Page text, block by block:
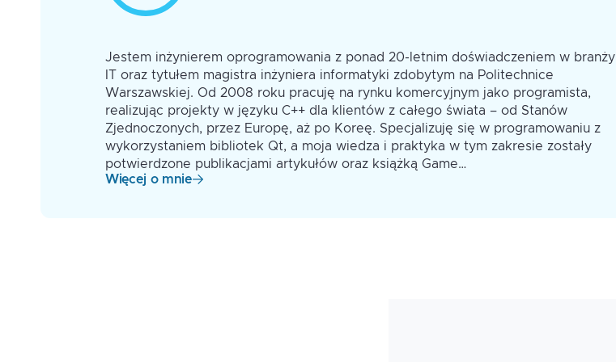
Jestem inżynierem oprogramowania z ponad 20-letnim doświadczeniem w branży
IT oraz tytułem magistra inżyniera informatyki zdobytym na Politechnice
Warszawskiej. Od 2008 roku pracuję na rynku komercyjnym jako programista,
realizując projekty w języku C++ dla klientów z całego świata – od Stanów
Zjednoczonych, przez Europę, aż po Koreę. Specjalizuję się w programowaniu z
wykorzystaniem bibliotek Qt, a moja wiedza i praktyka w tym zakresie zostały
potwierdzone publikacjami artykułów oraz książką Game…
Więcej o mnie